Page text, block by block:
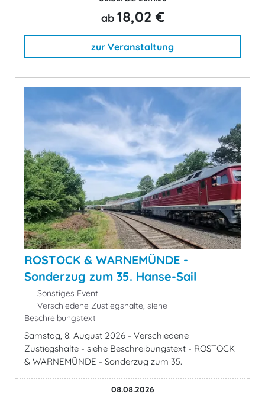
ab 18,02 €
zur Veranstaltung
ROSTOCK & WARNEMÜNDE -
Sonderzug zum 35. Hanse-Sail
Sonstiges Event
Verschiedene Zustiegshalte, siehe
Beschreibungstext
Samstag, 8. August 2026 - Verschiedene
Zustiegshalte - siehe Beschreibungstext - ROSTOCK
& WARNEMÜNDE - Sonderzug zum 35.
08.08.2026